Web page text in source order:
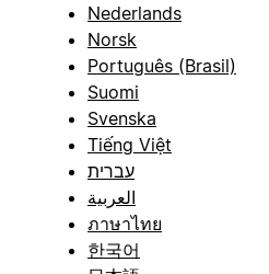
Nederlands
Norsk
Português (Brasil)
Suomi
Svenska
Tiếng Việt
עברית
العربية
ภาษาไทย
한국어